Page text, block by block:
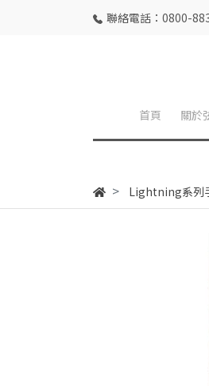
聯絡電話：0800-
首頁 關於
Lightning系列